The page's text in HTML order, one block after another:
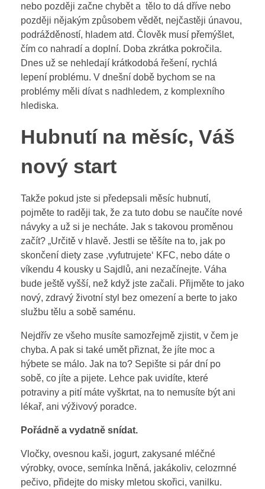
nebo později začne chybět a tělo to dá dříve nebo
později nějakým způsobem vědět, nejčastěji únavou,
podrážděností, hladem atd. Člověk musí přemýšlet,
čím co nahradí a doplní. Doba zkrátka pokročila.
Dnes už se nehledají krátkodobá řešení, rychlá
lepení problému. V dnešní době bychom se na
problémy měli dívat s nadhledem, z komplexního
hlediska.
Hubnutí na měsíc, Váš
nový start
Takže pokud jste si předepsali měsíc hubnutí,
pojměte to raději tak, že za tuto dobu se naučíte nové
návyky a už si je necháte. Jak s takovou proměnou
začít? „Určitě v hlavě. Jestli se těšíte na to, jak po
skončení diety zase ,vyfutrujete‘ KFC, nebo dáte o
víkendu 4 kousky u Sajdlů, ani nezačínejte. Váha
bude ještě vyšší, než když jste začali. Přijměte to jako
nový, zdravý životní styl bez omezení a berte to jako
službu tělu a sobě saménu.
Nejdřív ze všeho musíte samozřejmě zjistit, v čem je
chyba. A pak si také umět přiznat, že jíte moc a
hýbete se málo. Jak na to? Sepište si pár dní po
sobě, co jíte a pijete. Lehce pak uvidíte, které
potraviny a pití máte vyškrtat, na to nemusíte být ani
lékař, ani výživový poradce.
Pořádně a vydatně snídat.
Vločky, ovesnou kaši, jogurt, zakysané mléčné
výrobky, ovoce, semínka lněná, jakákoliv, celozrnné
pečivo, přidejte do misky mletou skořici, vanilku.